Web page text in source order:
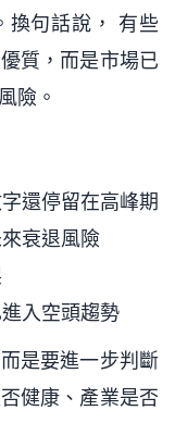
換句話說， 有些
質，而是市場已
險。
還停留在高峰期
衰退風險
入空頭趨勢
是要進一步判斷
健康、產業是否